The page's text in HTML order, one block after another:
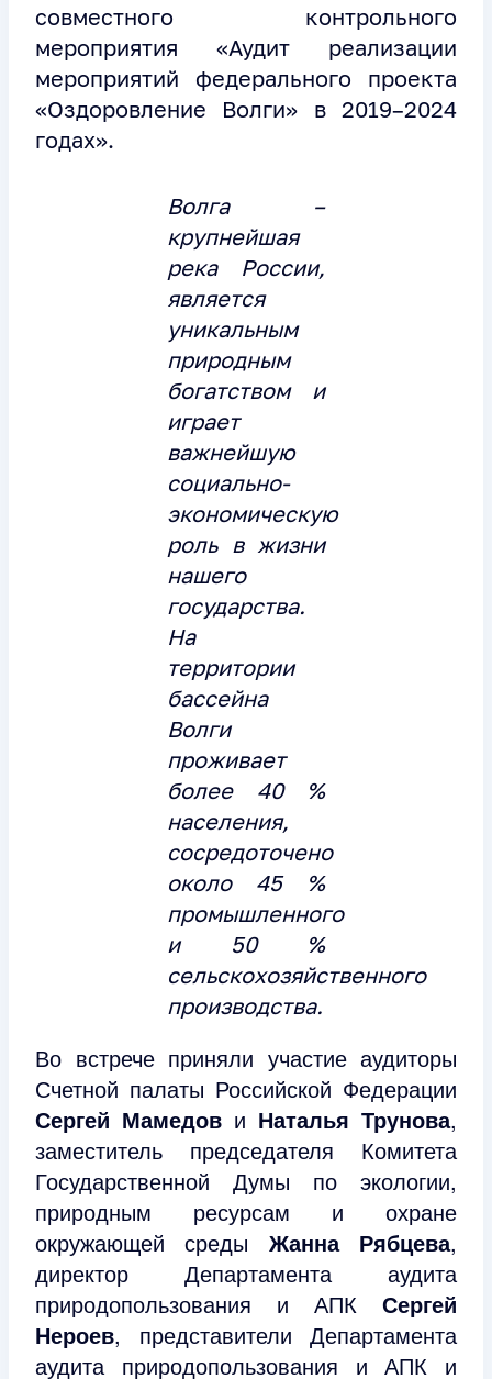
совместного контрольного
мероприятия «Аудит реализации
мероприятий федерального проекта
«Оздоровление Волги» в 2019–2024
годах».
Волга –
крупнейшая
река России,
является
уникальным
природным
богатством и
играет
важнейшую
социально-
экономическую
роль в жизни
нашего
государства.
На
территории
бассейна
Волги
проживает
более 40 %
населения,
сосредоточено
около 45 %
промышленного
и 50 %
сельскохозяйственного
производства.
Во встрече приняли участие аудиторы
Счетной палаты Российской Федерации
Сергей Мамедов и Наталья Трунова,
заместитель председателя Комитета
Государственной Думы по экологии,
природным ресурсам и охране
окружающей среды Жанна Рябцева,
директор Департамента аудита
природопользования и АПК Сергей
Нероев, представители Департамента
аудита природопользования и АПК и